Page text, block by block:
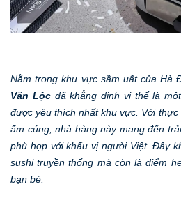
Nằm trong khu vực sầm uất của Hà
Văn Lộcđã khẳng định vị thế là
được yêu thích nhất khu vực. Với
ấm cúng, nhà hàng này mang đến
phù hợp với khẩu vị người Việt. Đây
sushi truyền thống mà còn là điểm
bạn bè.